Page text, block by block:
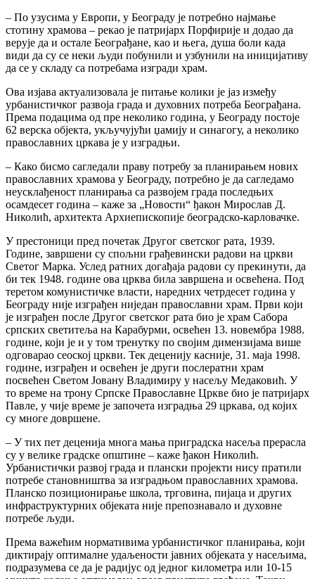
– По узусима у Европи, у Београду је потребно најмање
стотину храмова – рекао је патријарх Порфирије и додао да
верује да и остале Београђане, као и њега, душа боли када
види да су се неки људи побунили и узбунили на иницијативу
да се у складу са потребама изгради храм.
Ова изјава актуализовала је питање колики је јаз између
урбанистичког развоја града и духовних потреба Београђана.
Према подацима од пре неколико година, у Београду постоје
62 верска објекта, укључујући џамију и синагогу, а неколико
православних цркава је у изградњи.
– Како бисмо сагледали праву потребу за планирањем нових
православних храмова у Београду, потребно је да сагледамо
неусклађеност планирања са развојем града последњих
осамдесет година – каже за „Новости“ ђакон Мирослав Д.
Николић, архитекта Архиепископије београдско-карловачке.
У престоници пред почетак Другог светског рата, 1939.
Године, завршени су спољни грађевински радови на цркви
Светог Марка. Услед ратних догађаја радови су прекинути, да
би тек 1948. године ова црква била завршена и освећена. Под
теретом комунистичке власти, наредних четрдесет година у
Београду није изграђен ниједан православни храм. Први који
је изграђен после Другог светског рата био је храм Сабора
српских светитеља на Карабурми, освећен 13. новембра 1988.
године, који је и у том тренутку по својим димензијама више
одговарао сеоској цркви. Тек деценију касније, 31. маја 1998.
године, изграђен и освећен је други послератни храм
посвећен Светом Јовану Владимиру у насељу Медаковић. У
то време на трону Српске Православне Цркве био је патријарх
Павле, у чије време је започета изградња 29 цркава, од којих
су многе довршене.
– У тих пет деценија многа мања приградска насеља прерасла
су у велике градске општине – каже ђакон Николић.
Урбанистички развој града и плански пројекти нису пратили
потребе становништва за изградњом православних храмова.
Планско позиционирање школа, трговина, пијаца и других
инфраструктурних објеката није препознавало и духовне
потребе људи.
Према важећим нормативима урбанистичког планирања, који
диктирају оптималне удаљености јавних објеката у насељима,
подразумева се да је радијус од једног километра или 10-15